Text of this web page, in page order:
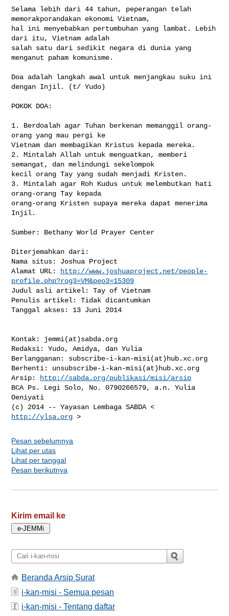
Selama lebih dari 44 tahun, peperangan telah
memorakporandakan ekonomi Vietnam,
hal ini menyebabkan pertumbuhan yang lambat. Lebih
dari itu, Vietnam adalah
salah satu dari sedikit negara di dunia yang
menganut paham komunisme.
Doa adalah langkah awal untuk menjangkau suku ini
dengan Injil. (t/ Yudo)
POKOK DOA:
1. Berdoalah agar Tuhan berkenan memanggil orang-
orang yang mau pergi ke
Vietnam dan membagikan Kristus kepada mereka.
2. Mintalah Allah untuk menguatkan, memberi
semangat, dan melindungi sekelompok
kecil orang Tay yang sudah menjadi Kristen.
3. Mintalah agar Roh Kudus untuk melembutkan hati
orang-orang Tay kepada
orang-orang Kristen supaya mereka dapat menerima
Injil.
Sumber: Bethany World Prayer Center
Diterjemahkan dari:
Nama situs: Joshua Project
Alamat URL:
http://www.joshuaproject.net/people-
profile.php?rog3=VM&peo3=15309
Judul asli artikel: Tay of Vietnam
Penulis artikel: Tidak dicantumkan
Tanggal akses: 13 Juni 2014
Kontak: jemmi(at)sabda.org
Redaksi: Yudo, Amidya, dan Yulia
Berlangganan: subscribe-i-kan-misi(at)hub.xc.org
Berhenti: unsubscribe-i-kan-misi(at)hub.xc.org
Arsip:
http://sabda.org/publikasi/misi/arsip
BCA Ps. Legi Solo, No. 0790266579, a.n. Yulia
Oeniyati
http://ylsa.org
Pesan sebelumnya
Lihat per utas
Lihat per tanggal
Pesan berikutnya
Kirim email ke
Beranda Arsip Surat
i-kan-misi - Semua pesan
i-kan-misi - Tentang daftar